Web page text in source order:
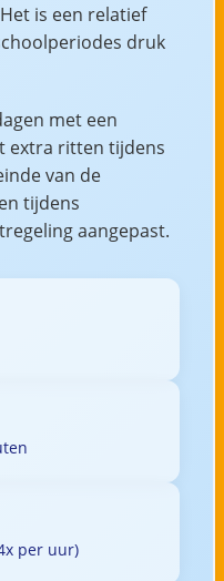
is een relatief
druk
met een
extra ritten tijdens
van de
tijdens
aangepast.
per uur)